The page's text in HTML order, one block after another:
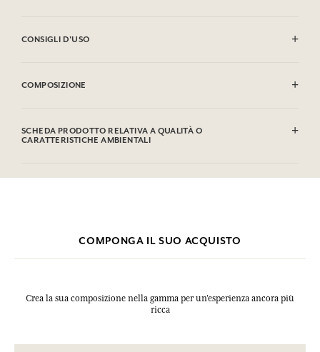
CONSIGLI D'USO
COMPOSIZIONE
Parfum/Fragrance, Palm Kernel Acid, Glycerin, Argania Spinosa
Kernel Oil*, Rosmarinus Officinalis (Rosemary) Leaf Extract,
SCHEDA PRODOTTO RELATIVA A QUALITÀ O
CARATTERISTICHE AMBIENTALI
Si prega di consultare le qualità o le caratteristiche ambientali
COMPONGA IL SUO ACQUISTO
Crea la sua composizione nella gamma per un’esperienza ancora più
ricca